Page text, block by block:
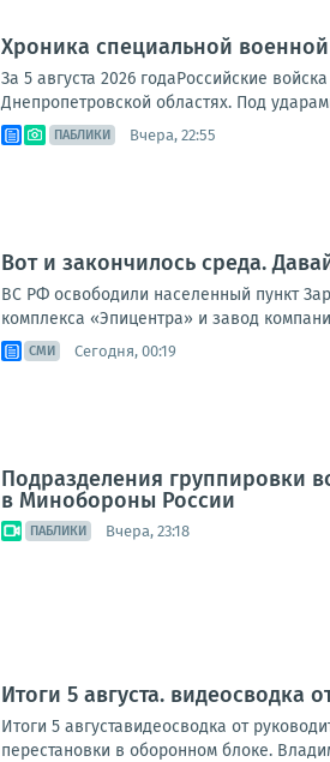
Хроника специальной
За 5 августа 2026 годаРоссийские
Днепропетровской областях. Под
ПАБЛИКИ Вчера, 22:55
Вот и закончилось среда.
ВС РФ освободили населенный пункт
комплекса «Эпицентра» и завод
СМИ Сегодня, 00:19
Подразделения группировки
в Минобороны России
ПАБЛИКИ Вчера, 23:18
Итоги 5 августа. видеосводка
Итоги 5 августавидеосводка от
перестановки в оборонном блоке.